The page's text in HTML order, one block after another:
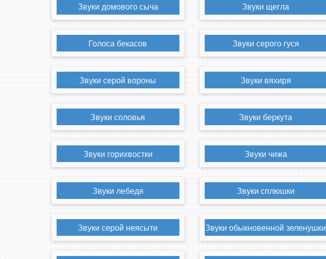
Звуки домового сыча Звуки щегла
Голоса бекасов Звуки серого гуся
Звуки серой вороны Звуки вяхиря
Звуки соловья Звуки беркута
Звуки горихвостки Звуки чижа
Звуки лебедя Звуки сплюшки
Звуки серой неясыти Звуки обыкновенной зеленушки